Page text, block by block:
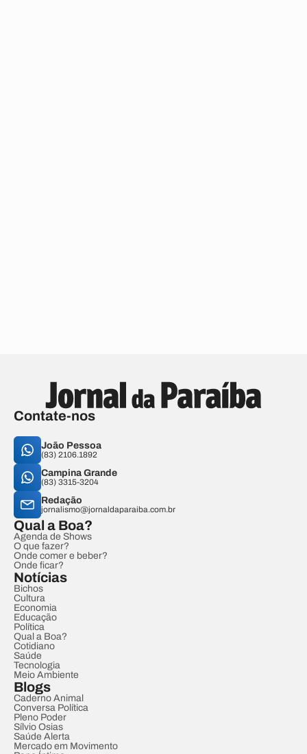
Contate-nos
João Pessoa
(83) 2106.1892
Campina Grande
(83) 3315-3204
Redação
jornalismo@jornaldaparaiba.com.br
Qual a Boa?
Agenda de Shows
O que fazer?
Onde comer e beber?
Onde ficar?
Notícias
Bichos
Cultura
Economia
Educação
Política
Qual a Boa?
Cotidiano
Saúde
Tecnologia
Meio Ambiente
Blogs
Caderno Animal
Conversa Política
Pleno Poder
Sílvio Osias
Saúde Alerta
Mercado em Movimento